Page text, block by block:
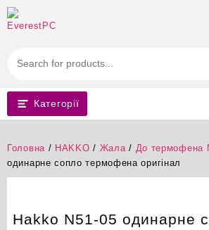
Перейти
до
Категорії
Головна / HAKKO / Жала / До термофена
одинарне сопло термофена оригінал
Hakko N51-05 одинарне